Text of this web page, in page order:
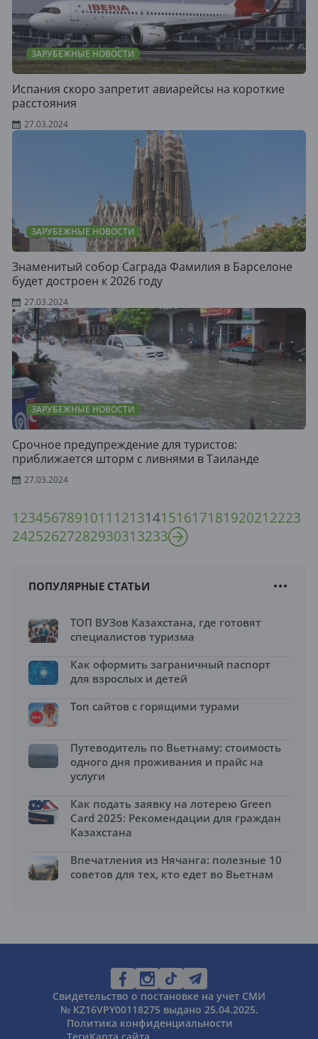
ЗАРУБЕЖНЫЕ НОВОСТИ
Испания скоро запретит авиарейсы на короткие
расстояния
27.03.2024
ЗАРУБЕЖНЫЕ НОВОСТИ
Знаменитый собор Саграда Фамилия в Барселоне
будет достроен к 2026 году
27.03.2024
ЗАРУБЕЖНЫЕ НОВОСТИ
Срочное предупреждение для туристов:
приближается шторм с ливнями в Таиланде
27.03.2024
1234567891011 121314151617181920212223
24252627282930313233
ПОПУЛЯРНЫЕ СТАТЬИ
ТОП ВУЗов Казахстана, где готовят
специалистов туризма
Как оформить заграничный паспорт
для взрослых и детей
Топ сайтов с горящими турами
Путеводитель по Вьетнаму: стоимость
одного дня проживания и прайс на
услуги
Как подать заявку на лотерею Green
Card 2025: Рекомендации для граждан
Казахстана
Впечатления из Нячанга: полезные 10
советов для тех, кто едет во Вьетнам
Свидетельство о постановке на учет СМИ
№ KZ16VPY00118275 выдано 25.04.2025.
Политика конфиденциальности